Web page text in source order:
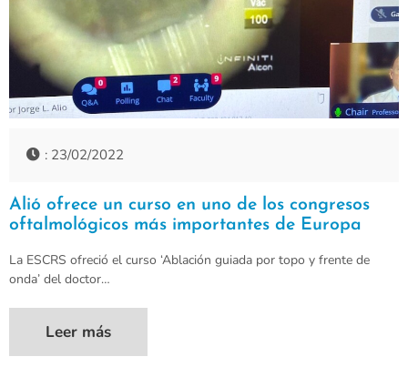
: 23/02/2022
Alió ofrece un curso en uno de los congresos
oftalmológicos más importantes de Europa
La ESCRS ofreció el curso ‘Ablación guiada por topo y frente de
onda’ del doctor…
Leer más